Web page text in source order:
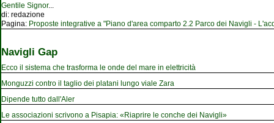
Gentile Signor...
di: redazione
Pagina: Proposte integrative a "Piano d'area comparto 2.2 Parco dei Navigli -
Navigli Gap
Ecco il sistema che trasforma le onde del mare in elettricità
Monguzzi contro il taglio dei platani lungo viale Zara
Dipende tutto dall'Aler
Le associazioni scrivono a Pisapia: «Riaprire le conche dei Navigli»